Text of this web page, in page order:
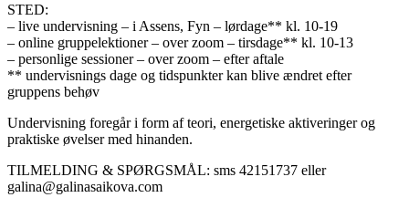
STED:
– live undervisning – i Assens, Fyn – lørdage** kl. 10-19
– online gruppelektioner – over zoom – tirsdage** kl. 10-13
– personlige sessioner – over zoom – efter aftale
** undervisnings dage og tidspunkter kan blive ændret efter
gruppens behøv
Undervisning foregår i form af teori, energetiske aktiveringer og
praktiske øvelser med hinanden.
TILMELDING & SPØRGSMÅL: sms 42151737 eller
galina@galinasaikova.com